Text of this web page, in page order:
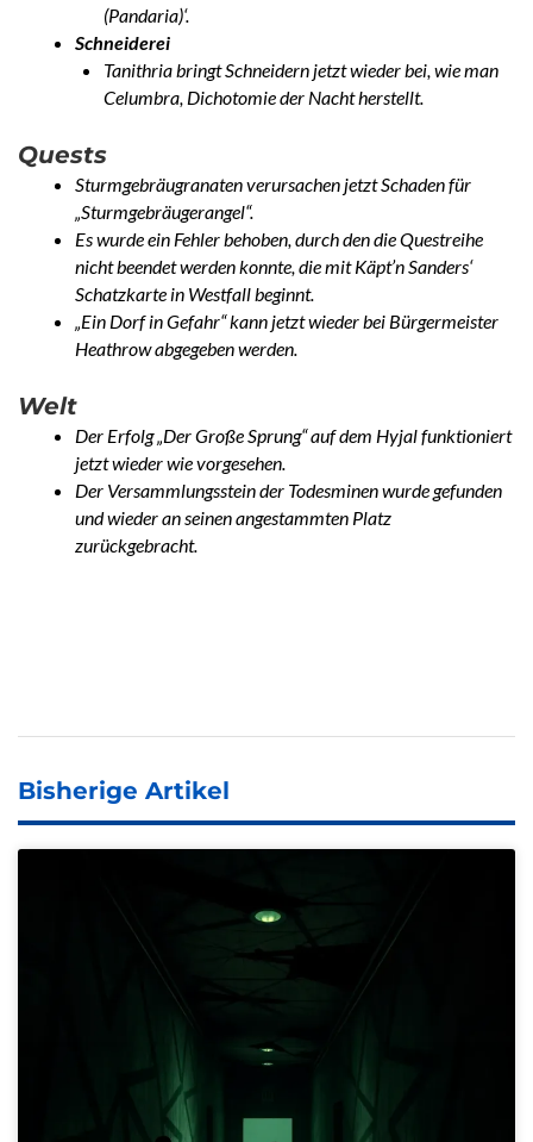
(Pandaria)‘.
Schneiderei
Tanithria bringt Schneidern jetzt wieder bei, wie man
Celumbra, Dichotomie der Nacht herstellt.
Quests
Sturmgebräugranaten verursachen jetzt Schaden für
„Sturmgebräugerangel“.
Es wurde ein Fehler behoben, durch den die Questreihe
nicht beendet werden konnte, die mit Käpt’n Sanders‘
Schatzkarte in Westfall beginnt.
„Ein Dorf in Gefahr“ kann jetzt wieder bei Bürgermeister
Heathrow abgegeben werden.
Welt
Der Erfolg „Der Große Sprung“ auf dem Hyjal funktioniert
jetzt wieder wie vorgesehen.
Der Versammlungsstein der Todesminen wurde gefunden
und wieder an seinen angestammten Platz
zurückgebracht.
Bisherige Artikel